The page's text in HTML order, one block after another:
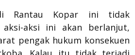
Rantau Kopar ini tidak
aksi ini akan berlanjut,
pengak hukum konsekuen